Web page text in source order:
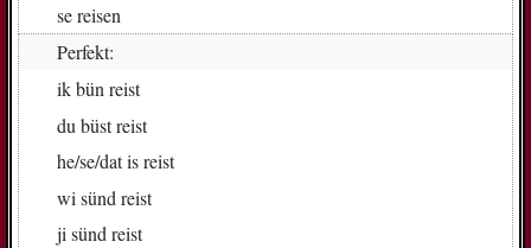
serei­sen
Perfekt:
ikbün reist
du büst reist
he/se/datis reist
wi sünd reist
jisünd reist